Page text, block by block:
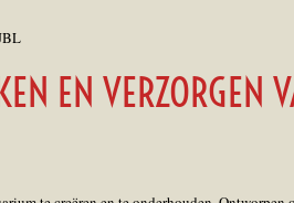
EN VERZORGEN